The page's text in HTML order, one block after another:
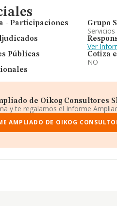
- Participaciones
Públicas
Grupo
Ver
Cotiza
NO
de Oikog Consultores
y te regalamos el Informe
AMPLIADO DE OIKOG